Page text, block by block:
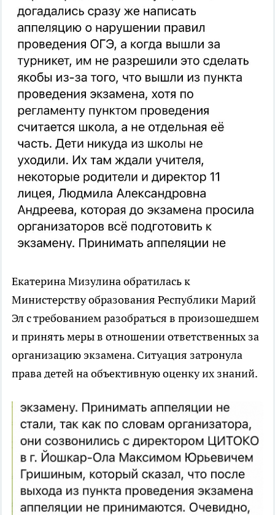
Екатерина Мизулина обратилась к
Министерству образования Республики Марий
Эл с требованием разобраться в произошедшем
и принять меры в отношении ответственных за
организацию экзамена. Ситуация затронула
права детей на объективную оценку их знаний.